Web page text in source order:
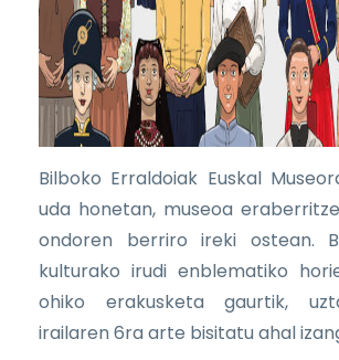
Bilboko Erraldoiak Euskal
uda honetan, museoa
ondoren berriro ireki ostean.
kulturako irudi enblematiko
ohiko erakusketa gaurtik,
irailaren 6ra arte bisitatu ahal